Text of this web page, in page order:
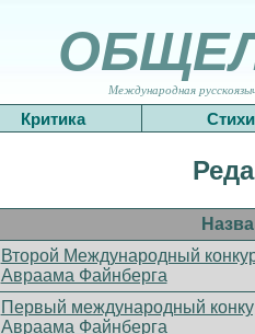
Международная
Критика Стихи
Второй Международный
Авраама Файнберга
Первый международный
Авраама Файнберга